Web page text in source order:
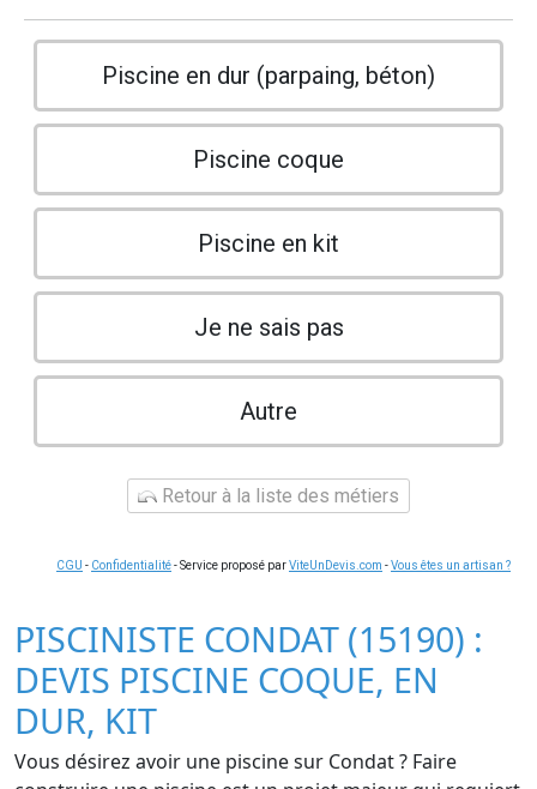
Piscine en dur (parpaing, béton)
Piscine coque
Piscine en kit
Je ne sais pas
Autre
Retour à la liste des métiers
CGU - Confidentialité- Service proposé parViteUnDevis.com -Vous êtes un artisan ?
PISCINISTE CONDAT (15190) :
DEVIS PISCINE COQUE, EN
DUR, KIT
Vous désirez avoir une piscine sur Condat ? Faire